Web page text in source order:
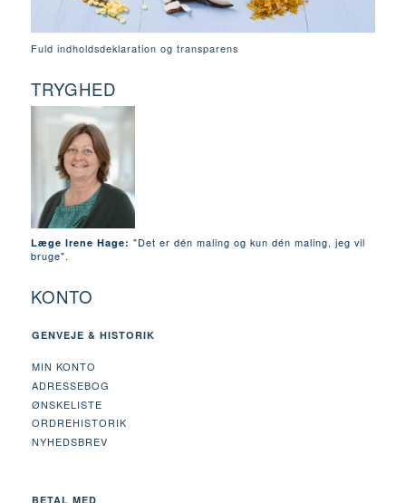
Fuld indholdsdeklaration og transparens
TRYGHED
Læge Irene Hage: "Det er dén maling og kun dén maling, jeg vil
bruge".
KONTO
GENVEJE & HISTORIK
MIN KONTO
ADRESSEBOG
ØNSKELISTE
ORDREHISTORIK
NYHEDSBREV
BETAL MED